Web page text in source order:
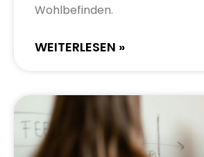
Wohlbefinden.
WEITERLESEN »